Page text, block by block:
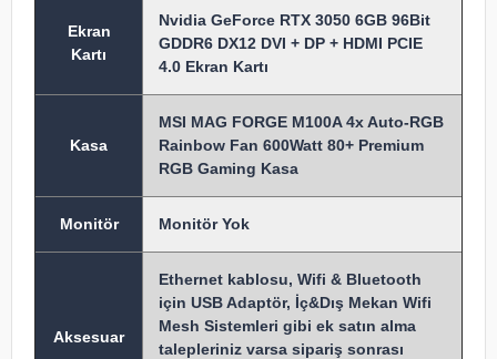
Ekran
Kartı
Nvidia GeForce RTX 3050 6GB 96Bit
GDDR6 DX12 DVI + DP + HDMI PCIE
4.0 Ekran Kartı
Kasa
MSI MAG FORGE M100A 4x Auto-RGB
Rainbow Fan 600Watt 80+ Premium
RGB Gaming Kasa
Monitör Monitör Yok
Aksesuar
Ethernet kablosu, Wifi & Bluetooth
için USB Adaptör, İç&Dış Mekan Wifi
Mesh Sistemleri gibi ek satın alma
talepleriniz varsa sipariş sonrası